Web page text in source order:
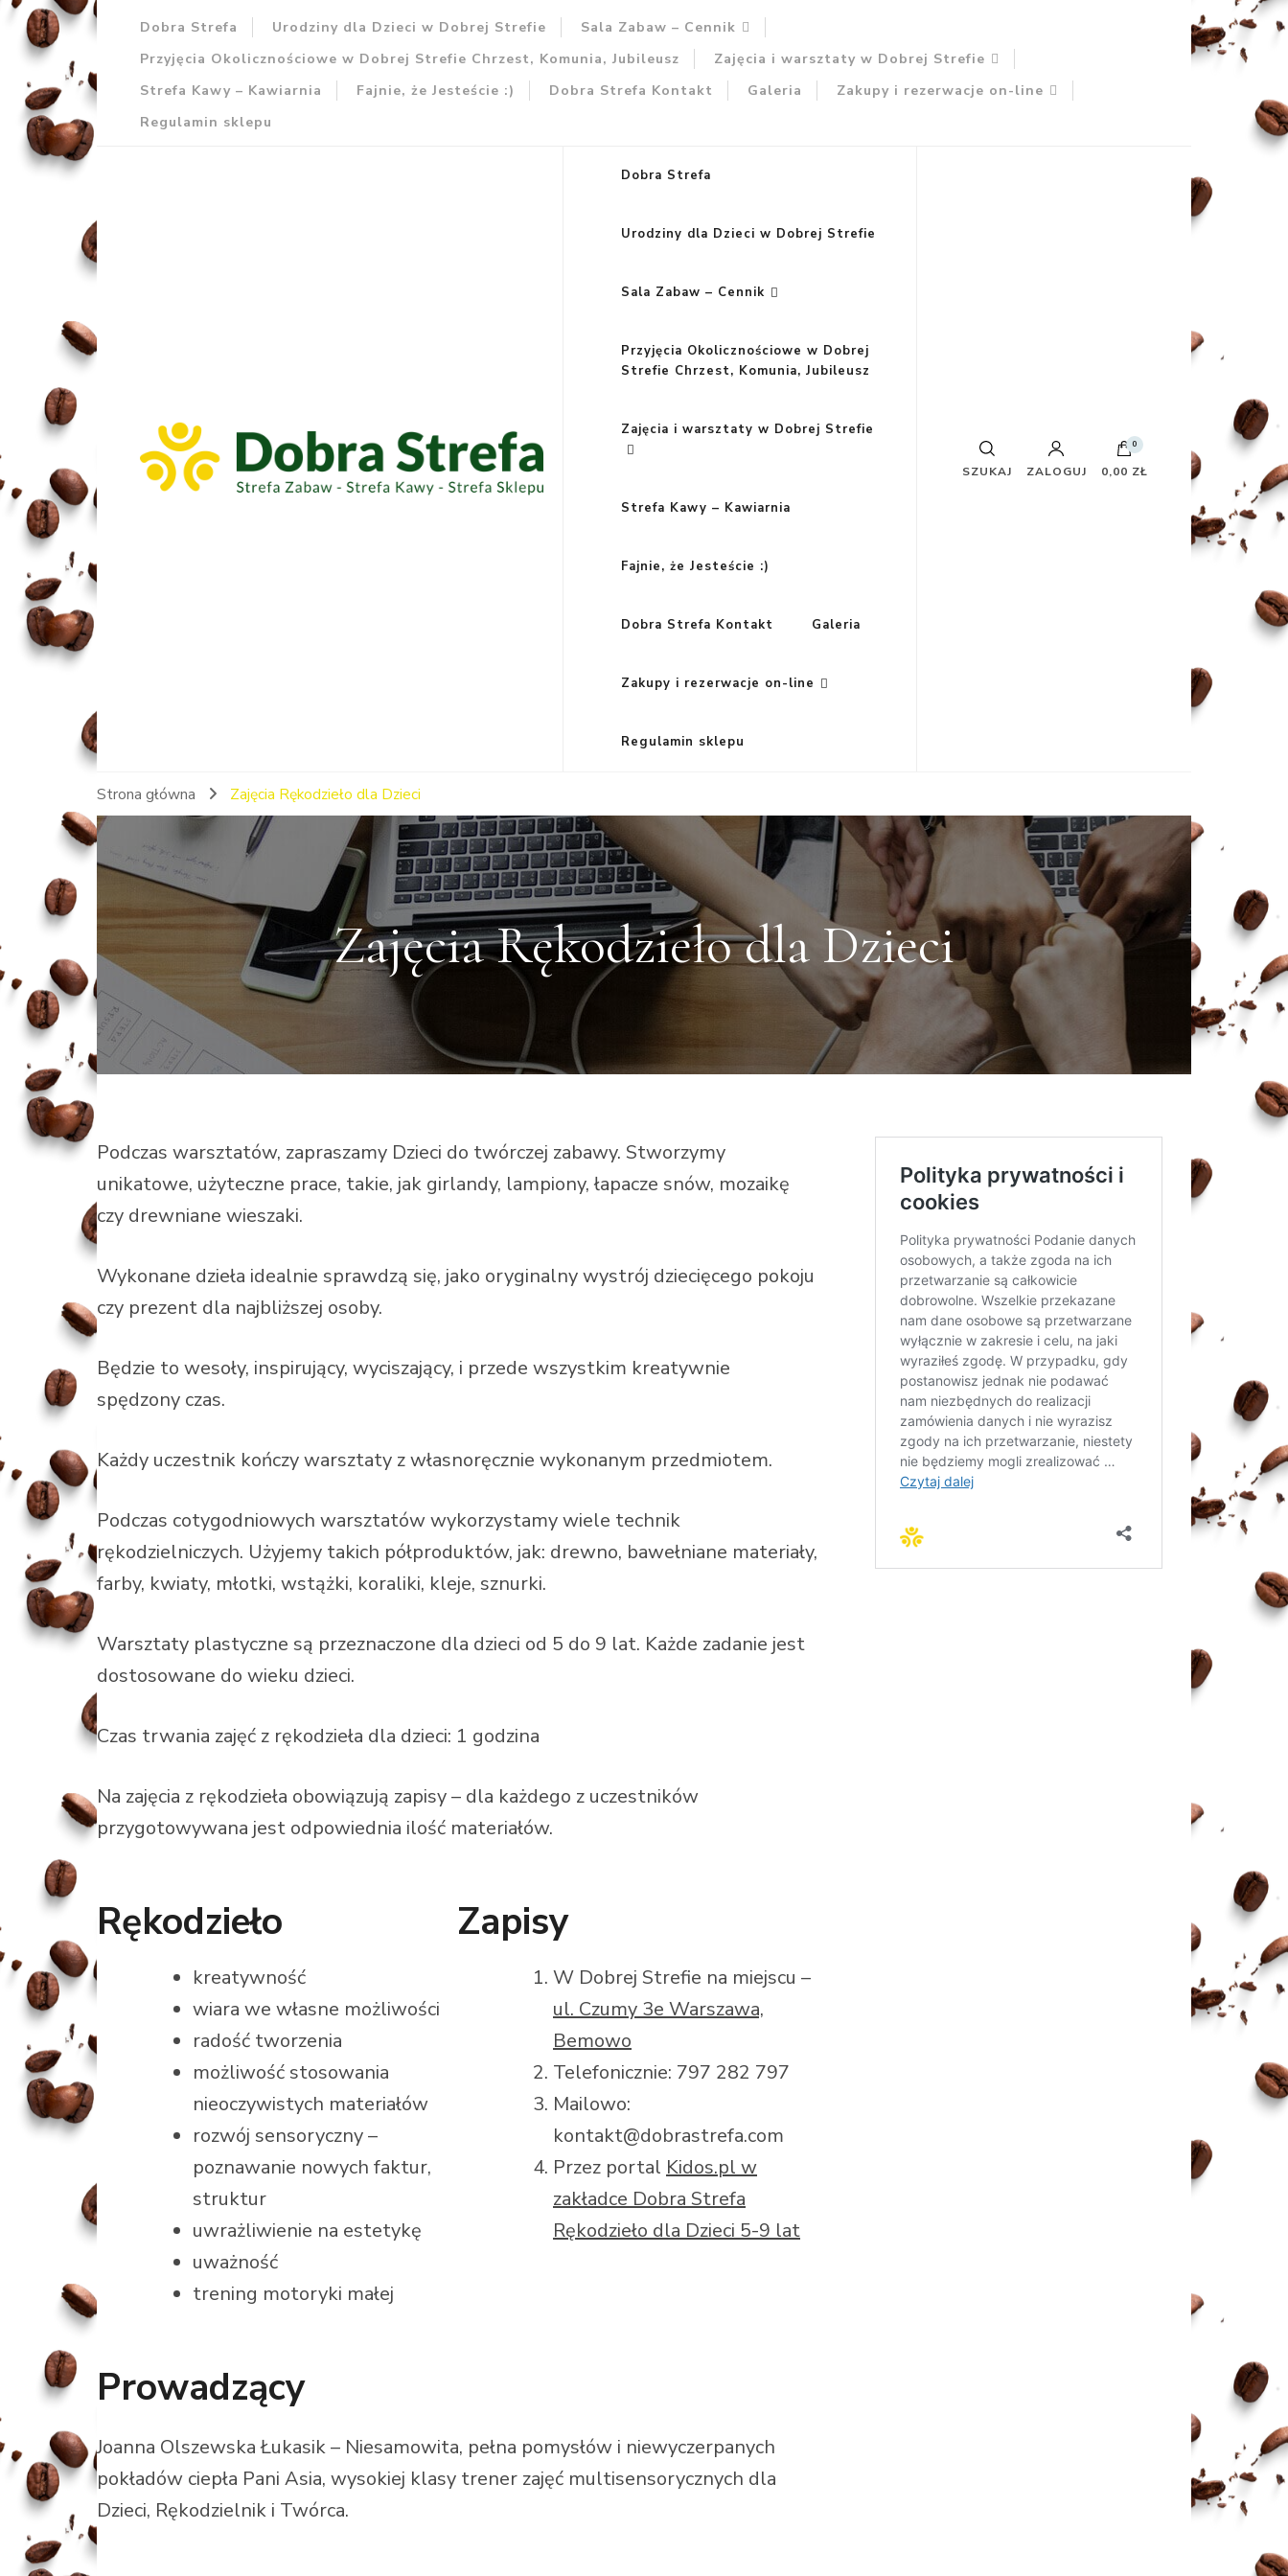
Dobra Strefa Urodziny dla Dzieci w Dobrej Strefie
Sala Zabaw – Cennik
Przyjęcia Okolicznościowe w Dobrej Strefie Chrzest, Komunia, Jubileusz
Zajęcia i warsztaty w Dobrej Strefie
Strefa Kawy – Kawiarnia
Fajnie, że Jesteście :) Dobra Strefa Kontakt Galeria
Zakupy i rezerwacje on-line
Regulamin sklepu
Dobra Strefa
Urodziny dla Dzieci w Dobrej Strefie
Sala Zabaw – Cennik
Przyjęcia Okolicznościowe w Dobrej
Strefie Chrzest, Komunia, Jubileusz
Zajęcia i warsztaty w Dobrej Strefie
Strefa Kawy – Kawiarnia
Fajnie, że Jesteście :)
Dobra Strefa Kontakt Galeria
Zakupy i rezerwacje on-line
Regulamin sklepu
SZUKAJ ZALOGUJ
0
0,00 ZŁ
Strona główna Zajęcia Rękodzieło dla Dzieci
Zajęcia Rękodzieło dla Dzieci
Podczas warsztatów, zapraszamy Dzieci do twórczej zabawy. Stworzymy
unikatowe, użyteczne prace, takie, jak girlandy, lampiony, łapacze snów, mozaikę
czy drewniane wieszaki.
Wykonane dzieła idealnie sprawdzą się, jako oryginalny wystrój dziecięcego pokoju
czy prezent dla najbliższej osoby.
Będzie to wesoły, inspirujący, wyciszający, i przede wszystkim kreatywnie
spędzony czas.
Każdy uczestnik kończy warsztaty z własnoręcznie wykonanym przedmiotem.
Podczas cotygodniowych warsztatów wykorzystamy wiele technik
rękodzielniczych. Użyjemy takich półproduktów, jak: drewno, bawełniane materiały,
farby, kwiaty, młotki, wstążki, koraliki, kleje, sznurki.
Warsztaty plastyczne są przeznaczone dla dzieci od 5 do 9 lat. Każde zadanie jest
dostosowane do wieku dzieci.
Czas trwania zajęć z rękodzieła dla dzieci: 1 godzina
Na zajęcia z rękodzieła obowiązują zapisy – dla każdego z uczestników
przygotowywana jest odpowiednia ilość materiałów.
Rękodzieło
kreatywność
wiara we własne możliwości
radość tworzenia
możliwość stosowania
nieoczywistych materiałów
rozwój sensoryczny –
poznawanie nowych faktur,
struktur
uwrażliwienie na estetykę
uważność
trening motoryki małej
Zapisy
W Dobrej Strefie na miejscu –
ul. Czumy 3e Warszawa,
Bemowo
Telefonicznie: 797 282 797
Mailowo:
kontakt@dobrastrefa.com
Przez portal Kidos.pl w
zakładce Dobra Strefa
Rękodzieło dla Dzieci 5-9 lat
Prowadzący
Joanna Olszewska Łukasik – Niesamowita, pełna pomysłów i niewyczerpanych
pokładów ciepła Pani Asia, wysokiej klasy trener zajęć multisensorycznych dla
Dzieci, Rękodzielnik i Twórca.